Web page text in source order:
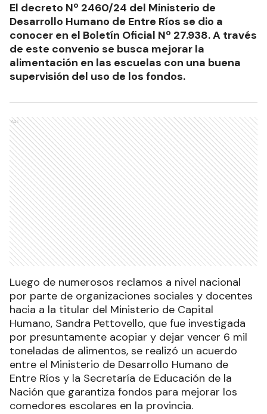
El decreto Nº 2460/24 del Ministerio de
Desarrollo Humano de Entre Ríos se dio a
conocer en el Boletín Oficial Nº 27.938. A través
de este convenio se busca mejorar la
alimentación en las escuelas con una buena
supervisión del uso de los fondos.
Ads
Luego de numerosos reclamos a nivel nacional
por parte de organizaciones sociales y docentes
hacia a la titular del Ministerio de Capital
Humano, Sandra Pettovello, que fue investigada
por presuntamente acopiar y dejar vencer 6 mil
toneladas de alimentos, se realizó un acuerdo
entre el Ministerio de Desarrollo Humano de
Entre Ríos y la Secretaría de Educación de la
Nación que garantiza fondos para mejorar los
comedores escolares en la provincia.